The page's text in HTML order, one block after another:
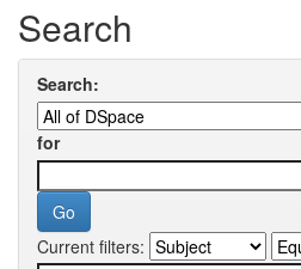
Search
Search:
for
Current filters: